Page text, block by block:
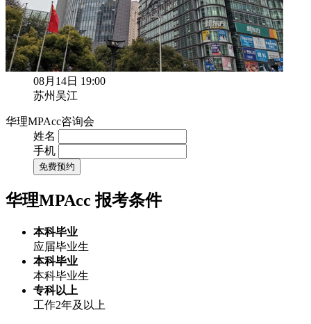
08月14日 19:00
苏州吴江
华理MPAcc咨询会
姓名
手机
免费预约
华理MPAcc 报考条件
本科毕业
应届毕业生
本科毕业
本科毕业生
专科以上
工作2年及以上